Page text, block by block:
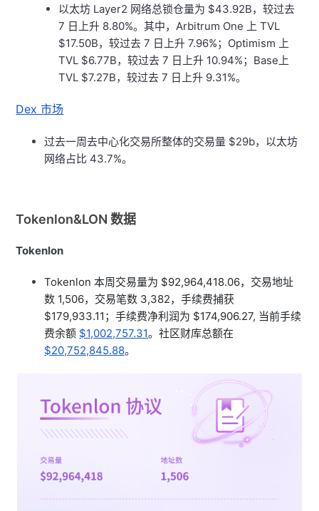
以太坊 Layer2 网络总锁仓量为 $43.92B，较过去
7 日上升 8.80%。其中，Arbitrum One 上 TVL
$17.50B，较过去 7 日上升 7.96%；Optimism 上
TVL $6.77B，较过去 7 日上升 10.94%；Base上
TVL $7.27B，较过去 7 日上升 9.31%。
Dex 市场
过去一周去中心化交易所整体的交易量 $29b，以太坊
网络占比 43.7%。
Tokenlon&LON 数据
Tokenlon
Tokenlon 本周交易量为 $92,964,418.06，交易地址
数 1,506，交易笔数 3,382，手续费捕获
$179,933.11；手续费净利润为 $174,906.27, 当前手续
费余额 $1,002,757.31。社区财库总额在
$20,752,845.88。